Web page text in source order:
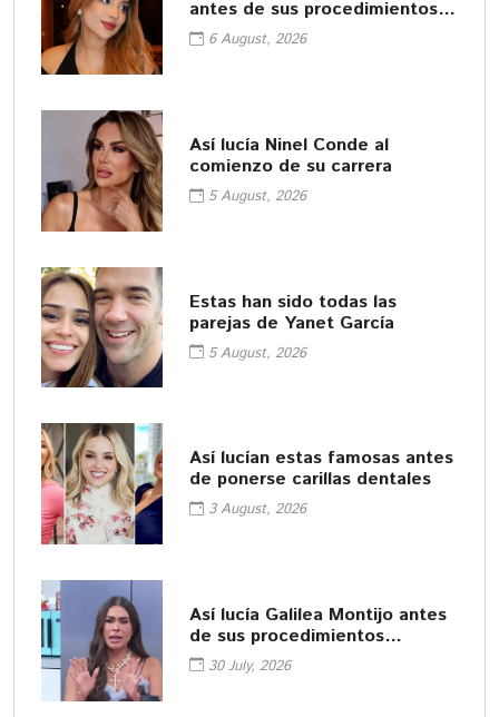
antes de sus procedimientos
cosméticos
6 August, 2026
Así lucía Ninel Conde al
comienzo de su carrera
5 August, 2026
Estas han sido todas las
parejas de Yanet García
5 August, 2026
Así lucían estas famosas antes
de ponerse carillas dentales
3 August, 2026
Así lucía Galilea Montijo antes
de sus procedimientos
cosméticos
30 July, 2026